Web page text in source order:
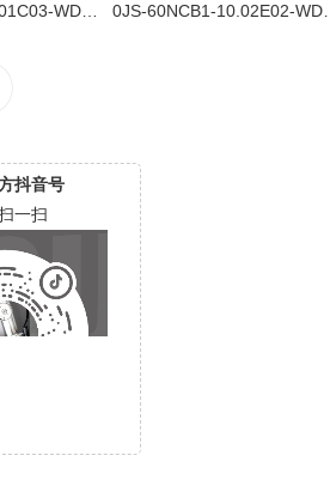
WD-
0JS-60NCB1-10.02E02-WD-
抖音号
一扫